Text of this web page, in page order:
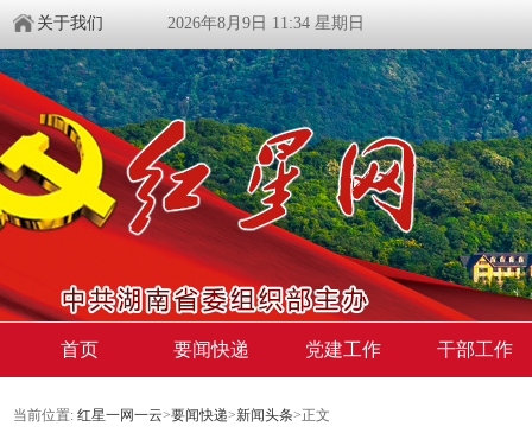
关于我们 2026年8月9日 11:34 星期日
首页 要闻快递 党建工作 干部工作
当前位置: 红星一网一云>要闻快递>新闻头条>正文